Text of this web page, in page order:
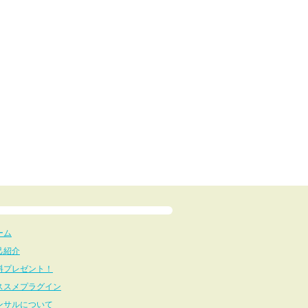
ム
紹介
プレゼント！
スメプラグイン
サルについて